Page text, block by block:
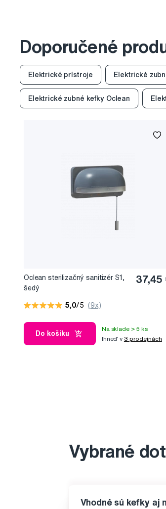
Doporučené
Elektrické prístroje Elektrické
Elektrické zubné kefky Oclean
Oclean sterilizačný sanitizér S1,
šedý
37,45
5,0/5 (9x)
Do košíku
Na sklade > 5 ks
Ihneď v 3 prodejnách
Vybrané
Vhodné sú kefky aj